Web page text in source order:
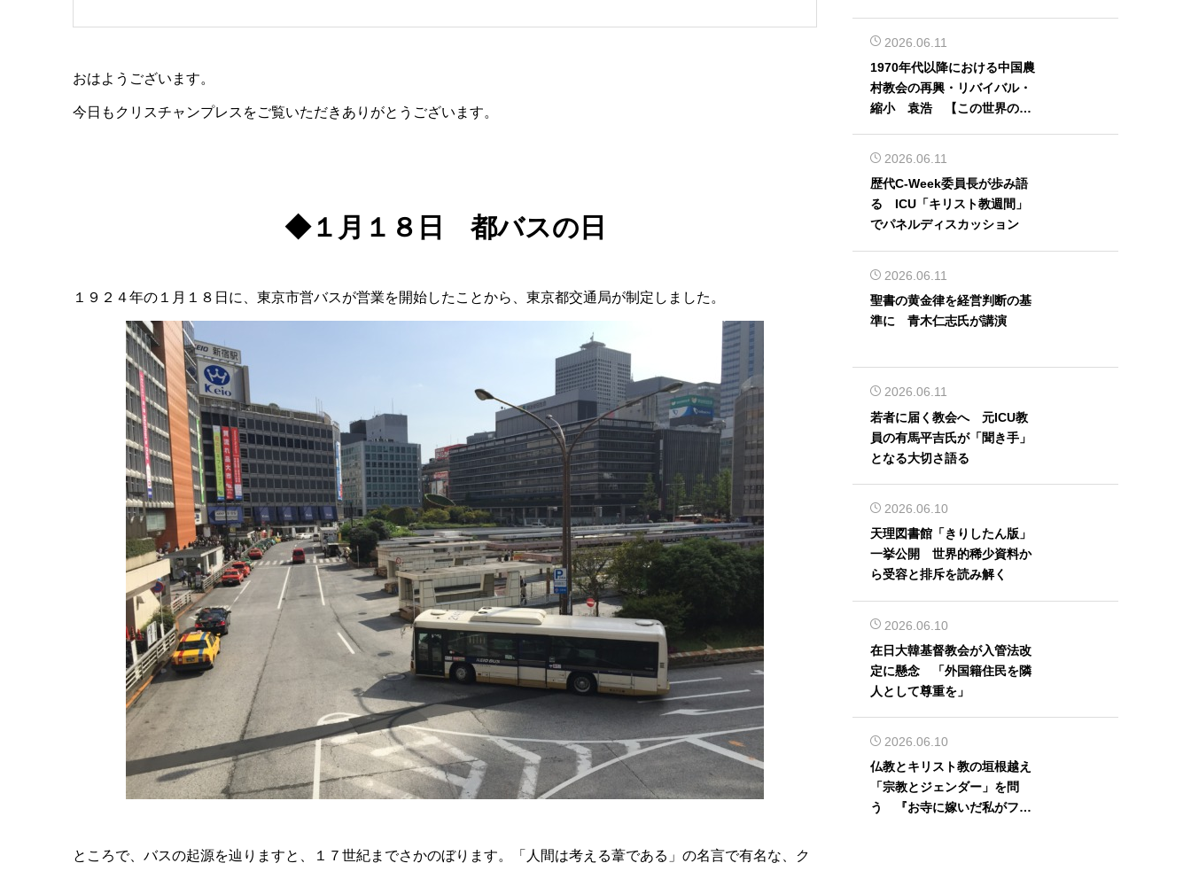
おはようございます。
今日もクリスチャンプレスをご覧いただきありがとうございます。
◆１月１８日 都バスの日
１９２４年の１月１８日に、東京市営バスが営業を開始したことから、東京都交通局が制定しました。
ところで、バスの起源を辿りますと、１７世紀までさかのぼります。「人間は考える葦である」の名言で有名な、ク
2026.06.11
1970年代以降における中国農
村教会の再興・リバイバル・
縮小 袁浩 【この世界の片
2026.06.11
歴代C-Week委員長が歩み語
る ICU「キリスト教週間」
でパネルディスカッション
2026.06.11
聖書の黄金律を経営判断の基
準に 青木仁志氏が講演
2026.06.11
若者に届く教会へ 元ICU教
員の有馬平吉氏が「聞き手」
となる大切さ語る
2026.06.10
天理図書館「きりしたん版」
一挙公開 世界的稀少資料か
ら受容と排斥を読み解く
2026.06.10
在日大韓基督教会が入管法改
定に懸念 「外国籍住民を隣
人として尊重を」
2026.06.10
仏教とキリスト教の垣根越え
「宗教とジェンダー」を問
う 『お寺に嫁いだ私がフェ